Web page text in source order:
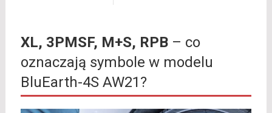
XL, 3PMSF, M+S, RPB– co
oznaczają symbole w modelu
BluEarth-4S AW21?